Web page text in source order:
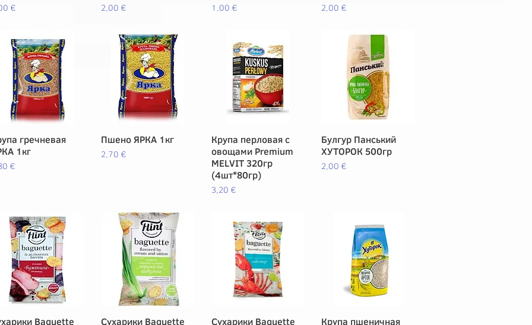
€ Precio
2,00 € Precio
1,00 € Precio
2,00 €
Vista rápida
гречневая
1кг
€
Vista rápida
Пшено ЯРКА 1кг
Precio
2,70 €
Vista rápida
Крупа перловая с
овощами Premium
MELVIT 320гр
(4шт*80гр)
Precio
3,20 €
Vista rápida
Булгур Панський
ХУТОРОК 500гр
Precio
2,00 €
Vista rápida
Baguette
Vista rápida
Сухарики Baguette
Vista rápida
Сухарики Baguette
Vista rápida
Крупа пшеничная